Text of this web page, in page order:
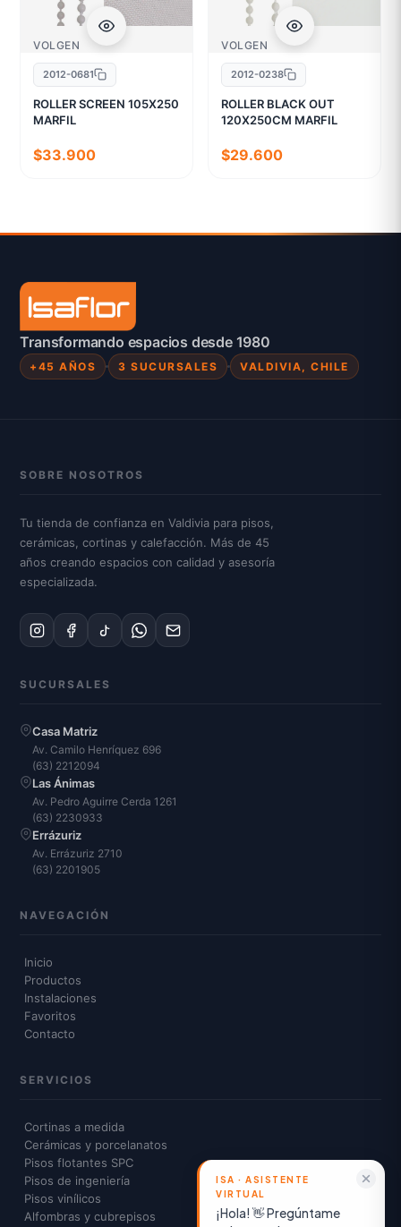
¡Hola! 👋 Pregúntame
VOLGEN
2012-0681
ROLLER SCREEN 105X250
MARFIL
$33.900
VOLGEN
2012-0238
ROLLER BLACK OUT
120X250CM MARFIL
$29.600
Transformando espacios desde 1980
+45 AÑOS 3 SUCURSALES VALDIVIA, CHILE
SOBRE NOSOTROS
Tu tienda de confianza en Valdivia para pisos,
cerámicas, cortinas y calefacción. Más de 45
años creando espacios con calidad y asesoría
especializada.
SUCURSALES
Casa Matriz
Av. Camilo Henríquez 696
(63) 2212094
Las Ánimas
Av. Pedro Aguirre Cerda 1261
(63) 2230933
Errázuriz
Av. Errázuriz 2710
(63) 2201905
NAVEGACIÓN
Inicio
Productos
Instalaciones
Favoritos
Contacto
SERVICIOS
Cortinas a medida
Cerámicas y porcelanatos
Pisos flotantes SPC
Pisos de ingeniería
Pisos vinílicos
Alfombras y cubrepisos